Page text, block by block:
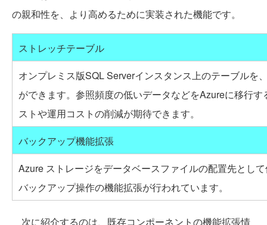
の親和性を、より高めるために実装された機能です。
ストレッチテーブル
オンプレミス版SQL Serverインスタンス上のテーブルを
ができます。参照頻度の低いデータなどをAzureに移行
ストや運用コストの削減が期待できます。
バックアップ機能拡張
Azure ストレージをデータベースファイルの配置先とし
バックアップ操作の機能拡張が行われています。
次に紹介するのは、既存コンポーネントの機能拡張情